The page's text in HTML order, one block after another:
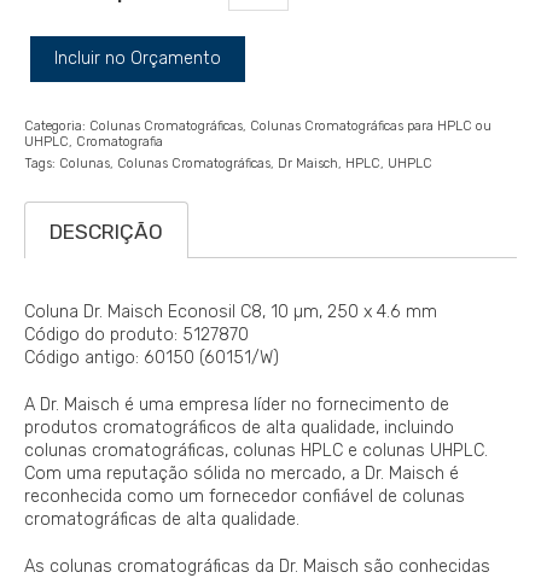
Incluir no Orçamento
Categoria: Colunas Cromatográficas Colunas Cromatográficas para HPLC ou
UHPLC
Cromatografia
Tags: Colunas Colunas Cromatográficas Dr Maisch HPLC UHPLC
DESCRIÇÃO
Coluna Dr. Maisch Econosil C8, 10 µm, 250 x 4.6 mm
Código do produto: 5127870
Código antigo: 60150 (60151/W)
A Dr. Maisch é uma empresa líder no fornecimento de
produtos cromatográficos de alta qualidade, incluindo
colunas cromatográficas, colunas HPLC e colunas UHPLC.
Com uma reputação sólida no mercado, a Dr. Maisch é
reconhecida como um fornecedor confiável de colunas
cromatográficas de alta qualidade.
As colunas cromatográficas da Dr. Maisch são conhecidas